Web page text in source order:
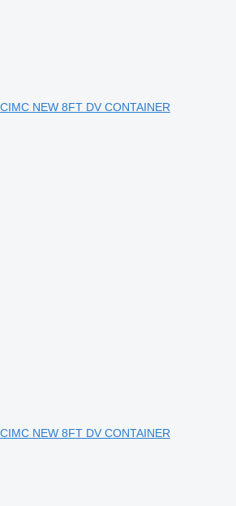
NEW 8FT DV CONTAINER
NEW 8FT DV CONTAINER